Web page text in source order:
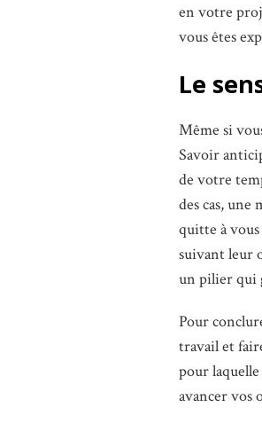
en votre
vous êtes
Le
Même si
Savoir
de votre
des cas, une
quitte à
suivant leur
un pilier qui
Pour
travail et
pour
avancer vos